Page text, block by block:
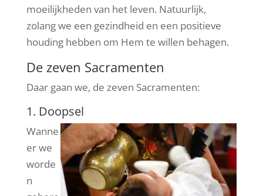
moeilijkheden van het leven. Natuurlijk,
zolang we een gezindheid en een positieve
houding hebben om Hem te willen behagen.
De zeven Sacramenten
Daar gaan we, de zeven Sacramenten:
1. Doopsel
Wanne
er we
worde
n